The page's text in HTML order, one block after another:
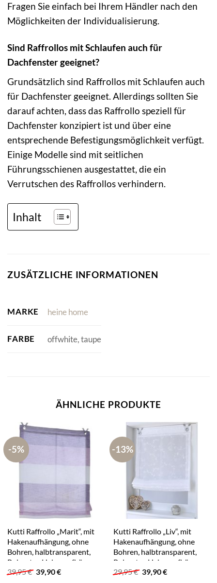
Fragen Sie einfach bei Ihrem Händler nach den
Möglichkeiten der Individualisierung.
Sind Raffrollos mit Schlaufen auch für
Dachfenster geeignet?
Grundsätzlich sind Raffrollos mit Schlaufen auch
für Dachfenster geeignet. Allerdings sollten Sie
darauf achten, dass das Raffrollo speziell für
Dachfenster konzipiert ist und über eine
entsprechende Befestigungsmöglichkeit verfügt.
Einige Modelle sind mit seitlichen
Führungsschienen ausgestattet, die ein
Verrutschen des Raffrollos verhindern.
Inhalt
ZUSÄTZLICHE INFORMATIONEN
MARKE heine home
FARBE offwhite, taupe
ÄHNLICHE PRODUKTE
-5%
Kutti Raffrollo „Marit“, mit
Hakenaufhängung, ohne
Bohren, halbtransparent,
Polyester, Hakenaufhängung
39,95€ Ursprünglicher
39,90€Aktueller
-13%
Kutti Raffrollo „Liv“, mit
Hakenaufhängung, ohne
Bohren, halbtransparent,
Polyester, Hakenaufhängung
29,95€ Ursprünglicher
39,90€Aktueller